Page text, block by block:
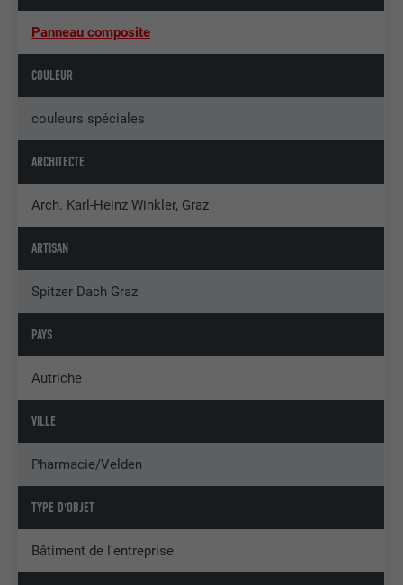
Panneau composite
COULEUR
couleurs spéciales
ARCHITECTE
Arch. Karl-Heinz Winkler, Graz
ARTISAN
Spitzer Dach Graz
PAYS
Autriche
VILLE
Pharmacie/Velden
TYPE D'OBJET
Bâtiment de l'entreprise